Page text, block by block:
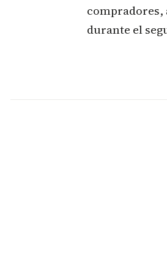
compradores,
durante el